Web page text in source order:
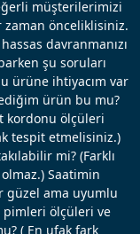
müşterilerimizi
önceliklisiniz.
davranmanızı
şu soruları
ürüne ihtiyacım var
ürün bu mu?
kordonu ölçüleri
tespit etmelisiniz.)
mi? (Farklı
Saatimin
güzel ama uyumlu
pimleri ölçüleri ve
( En ufak fark